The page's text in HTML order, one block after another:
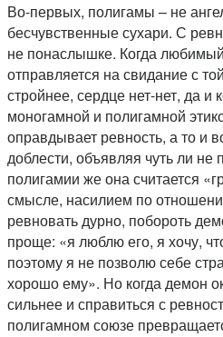
Во-первых, полигамы – не
бесчувственные сухари. С
не понаслышке. Когда
отправляется на свидание с
стройнее, сердце нет-нет, да и
моногамной и полигамной
оправдывает ревность, а то и
доблести, объявляя чуть ли не
полигамии же она считается
смысле, насилием по
ревновать дурно, побороть
проще: «я люблю его, я хочу,
поэтому я не позволю себе
хорошо ему». Но когда демон
сильнее и справиться с
полигамном союзе